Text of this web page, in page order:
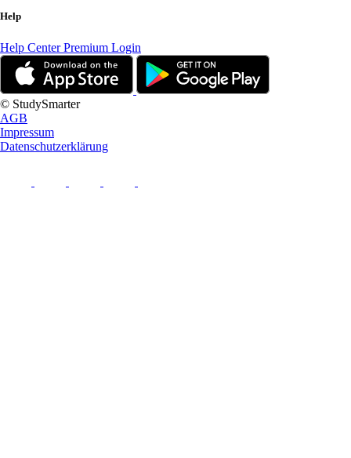
Help
Help CenterPremium Login
© StudySmarter
AGB
Impressum
Datenschutzerklärung